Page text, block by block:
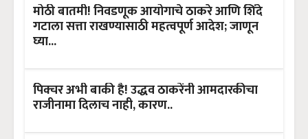
मोठी बातमी! निवडणूक आयोगाचे ठाकरे आणि शिंदे
गटाला सत्ता राखण्यासाठी महत्वपूर्ण आदेश; जाणून
घ्या...
पिक्चर अभी बाकी है! उद्धव ठाकरेंनी आमदारकीचा
राजीनामा दिलाच नाही, कारण..